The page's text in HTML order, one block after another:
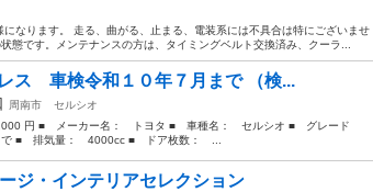
なります。 走る、曲がる、止まる、電装系には不具合は特にございませ
態です。メンテナンスの方は、タイミングベルト交換済み、クーラ...
ス 車検令和１０年７月まで （検...
周南市
セルシオ
円 ■ メーカー名： トヨタ ■ 車種名： セルシオ ■ グレード
■ 排気量： 4000cc ■ ドア枚数： ...
ジ・インテリアセレクション